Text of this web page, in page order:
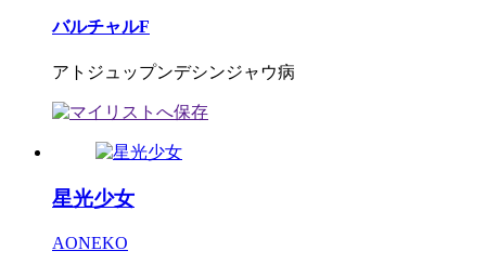
バルチャルF
アトジュップンデシンジャウ病
星光少女
AONEKO